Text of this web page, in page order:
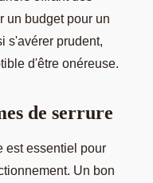
un budget pour un
s'avérer prudent,
d'être onéreuse.
de serrure
est essentiel pour
Un bon